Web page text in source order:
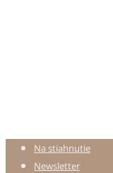
Na stiahnutie
Newsletter